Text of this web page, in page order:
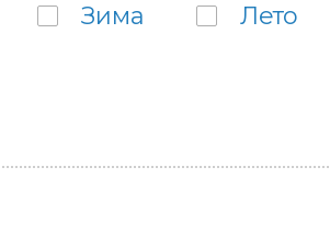
Зима Лето